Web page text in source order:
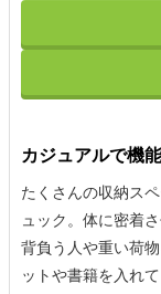
カジュアルで機
たくさんの収納ス
ュック。体に密着
背負う人や重い荷
ットや書籍を入れ